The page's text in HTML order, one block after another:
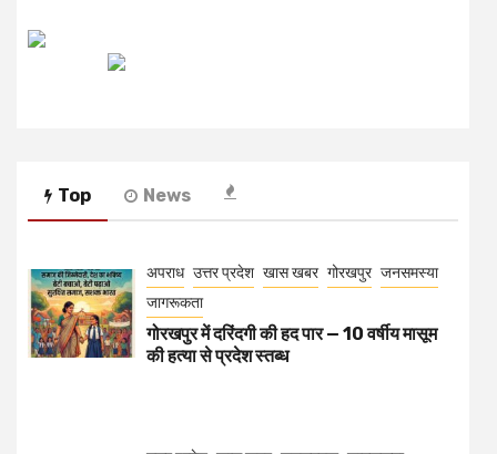
Top News
अपराध उत्तर प्रदेश खास खबर गोरखपुर जनसमस्या
जागरूकता
गोरखपुर में दरिंदगी की हद पार — 10 वर्षीय मासूम
की हत्या से प्रदेश स्तब्ध